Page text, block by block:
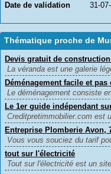
Date de validation
31-
Thématique proche de
Devis gratuit de
La véranda est une galerie
Déménagement facile et pas
Le déménagement consiste
Le 1er guide indépendant
Creditpretimmobilier.com est
Entreprise Plomberie Avon,
Vous vous souciez du tarif
tout sur l'électricité
Tout sur l'électricité est un